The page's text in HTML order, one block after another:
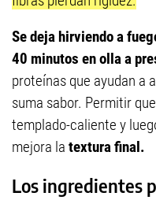
Se deja hirviendo a
40 minutos en olla a
proteínas que ayudan a
suma sabor. Permitir
templado-caliente y
mejora la textura final.
Los ingredientes